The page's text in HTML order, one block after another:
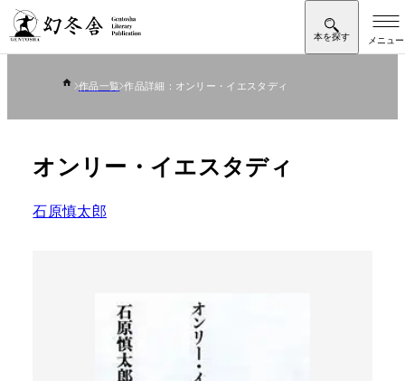
作品一覧 作品詳細：オンリー・イエスタディ
オンリー・イエスタディ
石原慎太郎